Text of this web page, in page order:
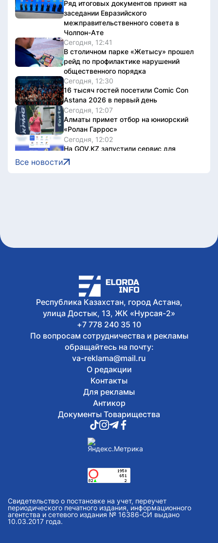
Ряд итоговых документов принят на
заседании Евразийского
межправительственного совета в
Чолпон-Ате
Сегодня, 12:41
В столичном парке «Жетысу» прошел
рейд по профилактике нарушений
общественного порядка
Сегодня, 12:30
16 тысяч гостей посетили Comic Con
Astana 2026 в первый день
Сегодня, 12:07
Алматы примет отбор на юниорский
«Ролан Гаррос»
Сегодня, 12:02
На GOV.KZ запустили сервис для
поиска избирательного участка
работы за полугодие
Сегодня, 11:35
Казахстанские гребцы завоевали 2
золота на чемпионате Азии в Японии
Все новости
Республика Казахстан, город Астана,
улица Достык, 13, ЖК «Нурсая-2»
+7 778 240 35 10
По вопросам сотрудничества и рекламы
обращайтесь на почту:
va-reklama@mail.ru
О редакции
Контакты
Для рекламы
Антикор
Документы Товарищества
Свидетельство о постановке на учет, переучет
периодического печатного издания, информационного
агентства и сетевого издания № 16386-СИ выдано
10.03.2017 года.